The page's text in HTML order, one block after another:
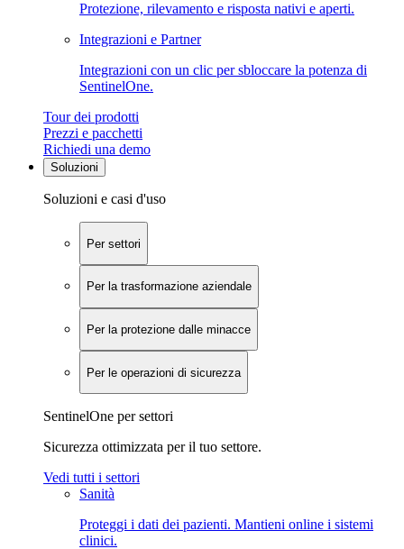
Protezione, rilevamento e risposta nativi e aperti.
Integrazioni e Partner
Integrazioni con un clic per sbloccare la potenza di
SentinelOne.
Tour dei prodotti
Prezzi e pacchetti
Richiedi una demo
Soluzioni
Soluzioni e casi d'uso
Per settori
Per la trasformazione aziendale
Per la protezione dalle minacce
Per le operazioni di sicurezza
SentinelOne per settori
Sicurezza ottimizzata per il tuo settore.
Vedi tutti i settori
Sanità
Proteggi i dati dei pazienti. Mantieni online i sistemi
clinici.